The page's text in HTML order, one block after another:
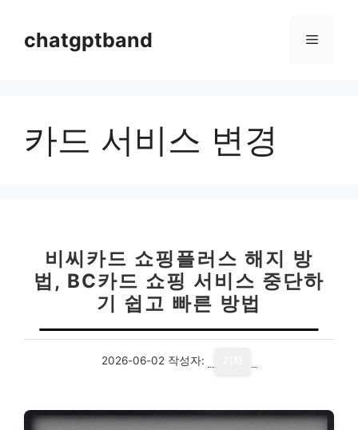
chatgptband 메
카드 서비스 변경
비씨카드 쇼핑플러스 해지 방
법, BC카드 쇼핑 서비스 중단하
기 쉽고 빠른 방법
2026-06-02 작성자: